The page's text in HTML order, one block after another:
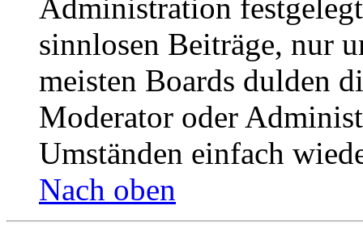
Administration
sinnlosen Beiträge, nur
meisten Boards dulden
Moderator oder
Umständen einfach
Nach oben